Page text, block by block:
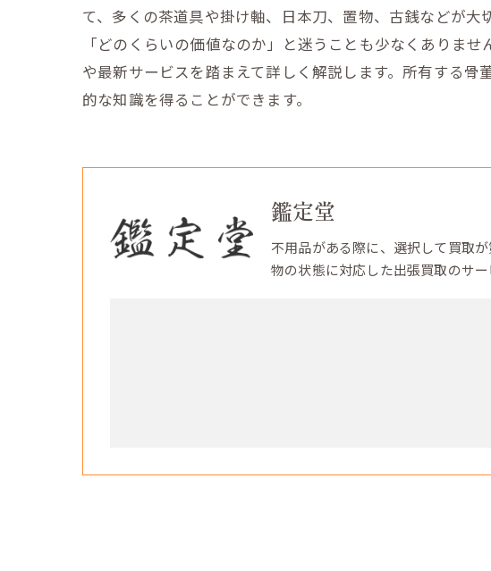
て、多くの茶道具や掛け軸、日本刀、置物、古銭などが
「どのくらいの価値なのか」と迷うことも少なくありま
や最新サービスを踏まえて詳しく解説します。所有する
的な知識を得ることができます。
鑑定堂
不用品がある際に、選択して買取
物の状態に対応した出張買取のサ